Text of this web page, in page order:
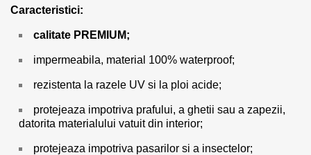
Caracteristici:
calitate PREMIUM;
impermeabila, material 100% waterproof;
rezistenta la razele UV si la ploi acide;
protejeaza impotriva prafului, a ghetii sau a zapezii,
datorita materialului vatuit din interior;
protejeaza impotriva pasarilor si a insectelor;